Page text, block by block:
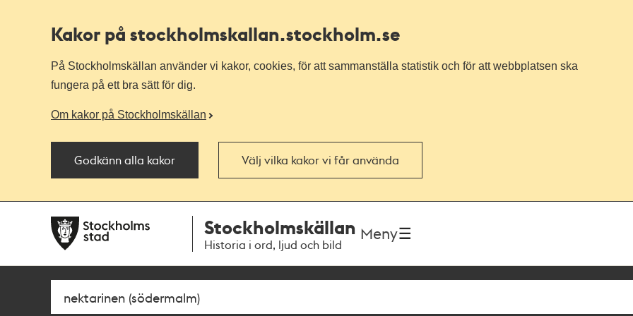
Kakor på stockholmskallan.stockholm.se
På Stockholmskällan använder vi kakor, cookies, för att sammanställa statistik och för att webbplatsen ska
fungera på ett bra sätt för dig.
Om kakor på Stockholmskällan
Godkänn alla kakor Välj vilka kakor vi får använda
navigationen
huvudinnehållet
Stockholmskällan
Historia i ord, ljud och bild
Meny
Sök